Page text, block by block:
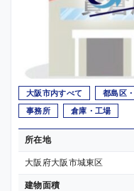
大阪市内すべて 都島区
事務所 倉庫・工場
所在地
大阪府大阪市城東区
建物面積